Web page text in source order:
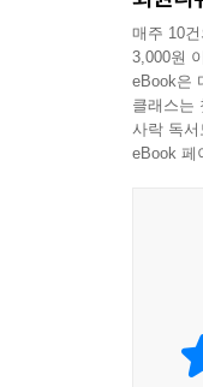
매주 10
3,000원
eBook은
클래스는
사락 독
eBook 페